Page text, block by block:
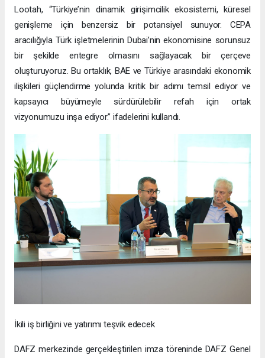
Lootah, “Türkiye’nin dinamik girişimcilik ekosistemi, küresel
genişleme için benzersiz bir potansiyel sunuyor. CEPA
aracılığıyla Türk işletmelerinin Dubai’nin ekonomisine sorunsuz
bir şekilde entegre olmasını sağlayacak bir çerçeve
oluşturuyoruz. Bu ortaklık, BAE ve Türkiye arasındaki ekonomik
ilişkileri güçlendirme yolunda kritik bir adımı temsil ediyor ve
kapsayıcı büyümeyle sürdürülebilir refah için ortak
vizyonumuzu inşa ediyor.” ifadelerini kullandı.
İkili iş birliğini ve yatırımı teşvik edecek
DAFZ merkezinde gerçekleştirilen imza töreninde DAFZ Genel